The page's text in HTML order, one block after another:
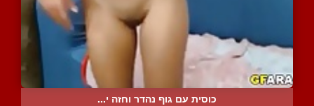
כוסית עם גוף נהדר וחזה י...